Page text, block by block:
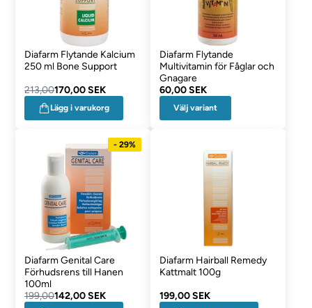
Diafarm Flytande Kalcium
250 ml Bone Support
213,00170,00 SEK
Lägg i varukorg
Diafarm Flytande
Multivitamin för Fåglar och
Gnagare
60,00 SEK
Välj variant
- 29%
Diafarm Genital Care
Förhudsrens till Hanen
100ml
199,00142,00 SEK
Diafarm Hairball Remedy
Kattmalt 100g
199,00 SEK